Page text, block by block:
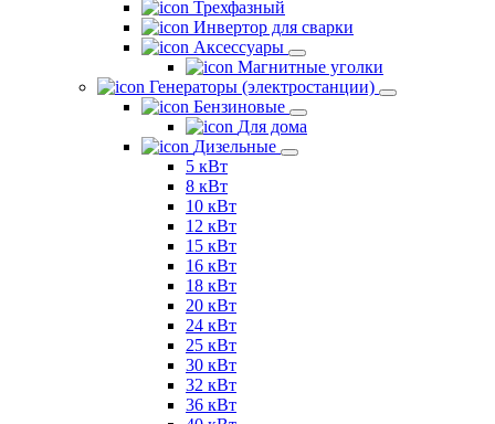
Трехфазный
Инвертор для сварки
Аксессуары
Магнитные уголки
Генераторы (электростанции)
Бензиновые
Для дома
Дизельные
5 кВт
8 кВт
10 кВт
12 кВт
15 кВт
16 кВт
18 кВт
20 кВт
24 кВт
25 кВт
30 кВт
32 кВт
36 кВт